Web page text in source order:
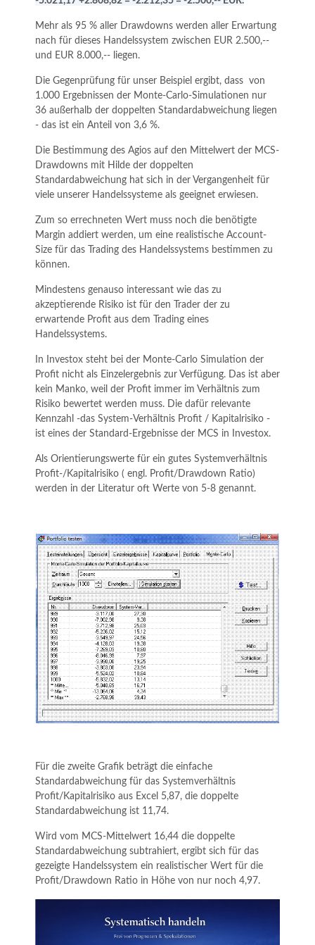
Mehr als 95 % aller Drawdowns werden aller Erwartung
nach für dieses Handelssystem zwischen EUR 2.500,--
und EUR 8.000,-- liegen.
Die Gegenprüfung für unser Beispiel ergibt, dass von
1.000 Ergebnissen der Monte-Carlo-Simulationen nur
36 außerhalb der doppelten Standardabweichung liegen
- das ist ein Anteil von 3,6 %.
Die Bestimmung des Agios auf den Mittelwert der MCS-
Drawdowns mit Hilde der doppelten
Standardabweichung hat sich in der Vergangenheit für
viele unserer Handelssysteme als geeignet erwiesen.
Zum so errechneten Wert muss noch die benötigte
Margin addiert werden, um eine realistische Account-
Size für das Trading des Handelssystems bestimmen zu
können.
Mindestens genauso interessant wie das zu
akzeptierende Risiko ist für den Trader der zu
erwartende Profit aus dem Trading eines
Handelssystems.
In Investox steht bei der Monte-Carlo Simulation der
Profit nicht als Einzelergebnis zur Verfügung. Das ist aber
kein Manko, weil der Profit immer im Verhältnis zum
Risiko bewertet werden muss. Die dafür relevante
Kennzahl -das System-Verhältnis Profit / Kapitalrisiko -
ist eines der Standard-Ergebnisse der MCS in Investox.
Als Orientierungswerte für ein gutes Systemverhältnis
Profit-/Kapitalrisiko ( engl. Profit/Drawdown Ratio)
werden in der Literatur oft Werte von 5-8 genannt.
Für die zweite Grafik beträgt die einfache
Standardabweichung für das Systemverhältnis
Profit/Kapitalrisiko aus Excel 5,87, die doppelte
Standardabweichung ist 11,74.
Wird vom MCS-Mittelwert 16,44 die doppelte
Standardabweichung subtrahiert, ergibt sich für das
gezeigte Handelssystem ein realistischer Wert für die
Profit/Drawdown Ratio in Höhe von nur noch 4,97.